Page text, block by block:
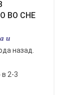
ВО СНЕ
и
назад.
2-3